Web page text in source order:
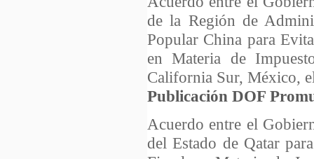
de la Región de
Popular China para
en Materia de
California Sur, México,
Publicación DOF
Acuerdo entre el
del Estado de Qatar